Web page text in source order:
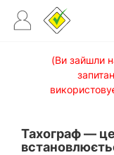
(Ви зайшли
Тахограф —